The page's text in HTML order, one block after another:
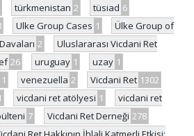
türkmenistan 2 tüsiad 6
Ulke Group Cases 1
Ülke Group of
2
Uluslararası Vicdani Ret
26 uruguay 1 uzay 1
1 venezuella 2 Vicdani Ret 1302
vicdani ret atölyesi 1
vicdani ret
7 Vicdani Ret Derneği 278